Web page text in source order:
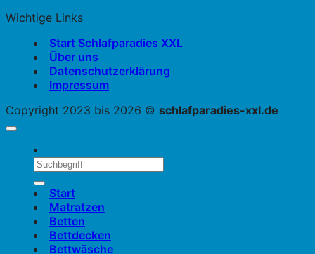
Wichtige Links
Start Schlafparadies XXL
Über uns
Datenschutzerklärung
Impressum
Copyright 2023 bis 2026 © schlafparadies-xxl.de
Start
Matratzen
Betten
Bettdecken
Bettwäsche